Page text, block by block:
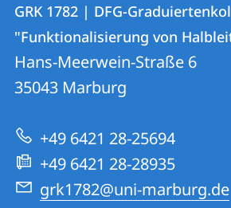
und
Informationen
zur
Website
GRK
1782
|
Graduiertenkolleg
"Funktionalisierung
von
GRK 1782 | DFG-
"Funktionalisierung von
Hans-Meerwein-Straße 6
35043 Marburg
+49 6421 28-25694
+49 6421 28-28935
grk1782@uni-marburg.de